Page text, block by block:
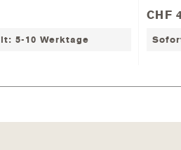
5-10 Werktage
CHF